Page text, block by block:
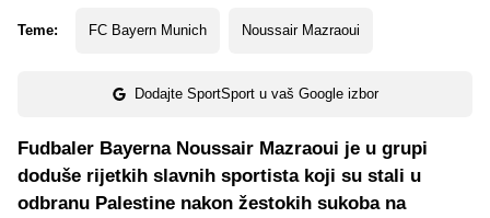
Teme: FC Bayern Munich Noussair Mazraoui
Dodajte SportSport u vaš Google izbor
Fudbaler Bayerna Noussair Mazraoui je u grupi
doduše rijetkih slavnih sportista koji su stali u
odbranu Palestine nakon žestokih sukoba na